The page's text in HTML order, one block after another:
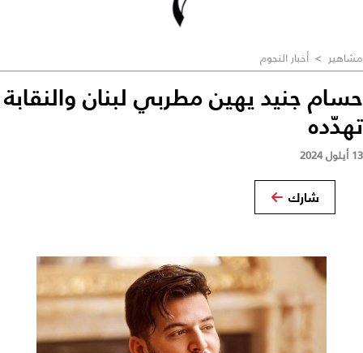
مشاهير > أخبار النجوم
حسام جنيد يهين مطربي لبنان والنقابة
تهدّده
13 أيلول 2024
شارك